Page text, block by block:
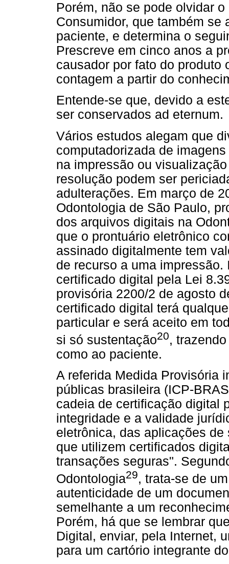
Porém, não se pode olvidar
Consumidor, que também se
paciente, e determina o
Prescreve em cinco anos a
causador por fato do produto
contagem a partir do
Entende-se que, devido a
ser conservados ad eternum.
Vários estudos alegam que
computadorizada de
na impressão ou
resolução podem ser
adulterações. Em março de
Odontologia de São Paulo,
dos arquivos digitais na
que o prontuário eletrônico
assinado digitalmente tem
de recurso a uma
certificado digital pela Lei
provisória 2200/2 de agosto
certificado digital terá
particular e será aceito em
si só sustentação20,
como ao paciente.
A referida Medida Provisória
públicas brasileira (ICP-
cadeia de certificação digital
integridade e a validade
eletrônica, das aplicações
que utilizem certificados
transações seguras".
Odontologia29, trata-se de
autenticidade de um
semelhante a um
Porém, há que se lembrar
Digital, enviar, pela Internet,
para um cartório integrante